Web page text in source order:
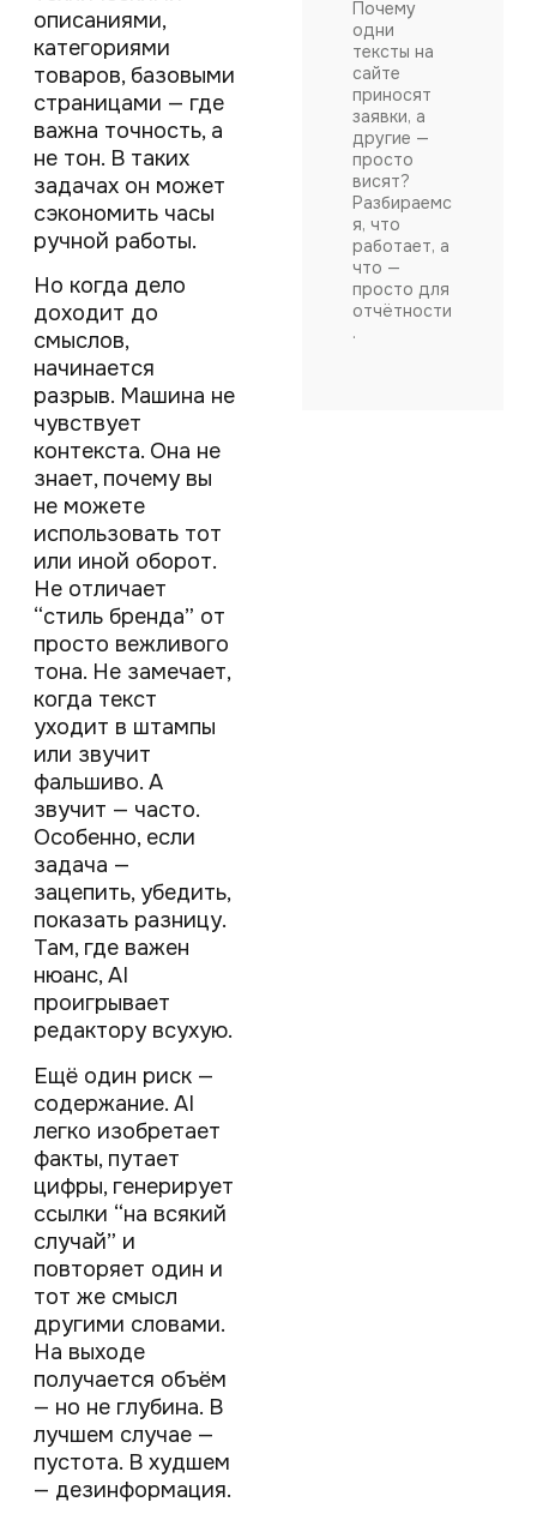
описаниями,
категориями
товаров, базовыми
страницами — где
важна точность, а
не тон. В таких
задачах он может
сэкономить часы
ручной работы.
Но когда дело
доходит до
смыслов,
начинается
разрыв. Машина не
чувствует
контекста. Она не
знает, почему вы
не можете
использовать тот
или иной оборот.
Не отличает
“стиль бренда” от
просто вежливого
тона. Не замечает,
когда текст
уходит в штампы
или звучит
фальшиво. А
звучит — часто.
Особенно, если
задача —
зацепить, убедить,
показать разницу.
Там, где важен
нюанс, AI
проигрывает
редактору всухую.
Ещё один риск —
содержание. AI
легко изобретает
факты, путает
цифры, генерирует
ссылки “на всякий
случай” и
повторяет один и
тот же смысл
другими словами.
На выходе
получается объём
— но не глубина. В
лучшем случае —
пустота. В худшем
— дезинформация.
Почему
одни
тексты на
сайте
приносят
заявки, а
другие —
просто
висят?
Разбираемс
я, что
работает, а
что —
просто для
отчётности
.